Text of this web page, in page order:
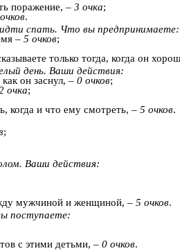
поражение, – 3 очка;
.
идти спать. Что вы предпринимаете:
– 5 очков;
только тогда, когда он
день. Ваши действия:
он заснул, – 0 очков;
очка;
когда и что ему смотреть, – 5 очков.
;
Ваши действия:
мужчиной и женщиной, – 5 очков.
поступаете:
с этими детьми, – 0 очков.